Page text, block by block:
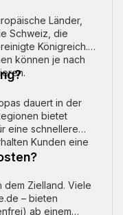
Länder,
Schweiz, die
Königreich.
können je nach
dauert in der
bietet
eine schnellere
Kunden eine
dem Zielland. Viele
– bieten
ab einem